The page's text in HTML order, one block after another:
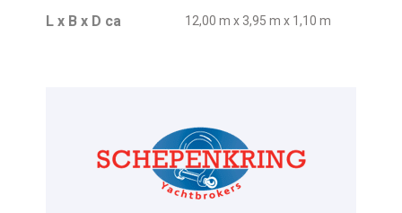
L x B x D ca 12,00 m x 3,95 m x 1,10 m